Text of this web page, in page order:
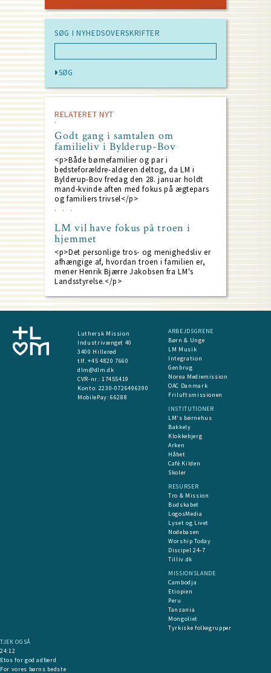
SØG I NYHEDSOVERSKRIFTER
RELATERET NYT
Godt gang i samtalen om
familieliv i Bylderup-Bov
<p>Både børnefamilier og par i
bedsteforældre-alderen deltog, da LM i
Bylderup-Bov fredag den 28. januar holdt
mand-kvinde aften med fokus på ægtepars
og familiers trivsel</p>
LM vil have fokus på troen i
hjemmet
<p>Det personlige tros- og menighedsliv er
afhængige af, hvordan troen i familien er,
mener Henrik Bjærre Jakobsen fra LM's
Landsstyrelse.</p>
Luthersk Mission
Industrivænget 40
3400 Hillerød
tlf. +45 4820 7660
dlm@dlm.dk
CVR-nr.: 17455419
​Konto: 2230-0726496390
MobilePay:66288
ARBEJDSGRENE
Børn & Unge
LM Musik
Integration
Genbrug
Norea Mediemission
OAC Danmark
Friluftsmissionen
INSTITUTIONER
LM's børnehus
Bakkely
Klokkebjerg
Arken
Håbet
Café Kilden
Skoler
RESURSER
Tro & Mission
Budskabet
LogosMedia
Lyset og Livet
Nodebasen
Worship Today
Discipel 24-7
Tilliv.dk
MISSIONSLANDE
Cambodja
Etiopien
Peru
Tanzania
Mongoliet
Tyrkiske folkegrupper
TJEK OGSÅ
24:12
Etos for god adfærd
For vores børns bedste